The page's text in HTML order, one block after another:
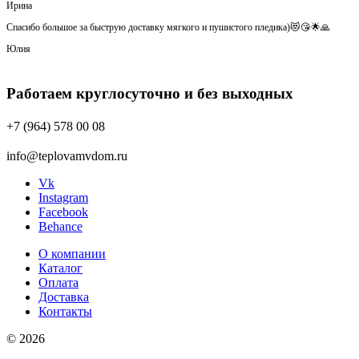
Ирина
Спасибо большое за быструю доставку мягкого и пушистого пледика)😻😘🌟🙏
Юлия
Работаем круглосуточно и без выходных
+7 (964) 578 00 08
info@teplovamvdom.ru
Vk
Instagram
Facebook
Behance
О компании
Каталог
Оплата
Доставка
Контакты
© 2026